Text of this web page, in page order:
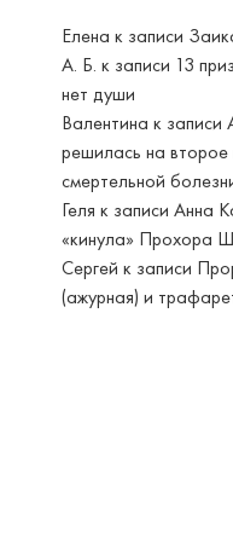
Елена к записи
А. Б. к записи 13
нет души
Валентина к записи
решилась на второе
смертельной
Геля к записиАнна
«кинула» Прохора
Сергей к записи
(ажурная) и